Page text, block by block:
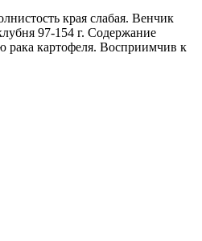
края слабая. Венчик
97-154 г. Содержание
рака картофеля. Восприимчив к